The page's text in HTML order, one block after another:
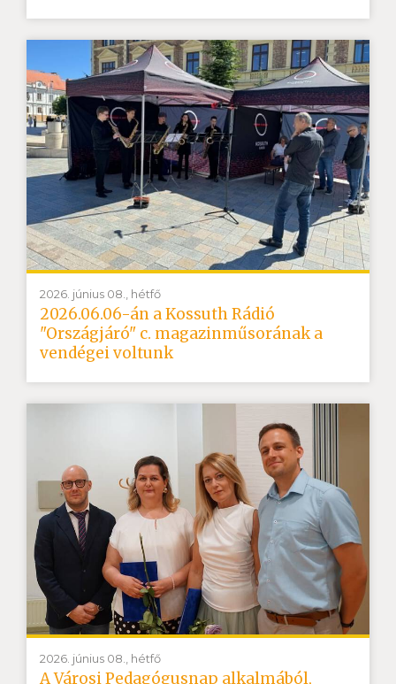
2026. június 08., hétfő
2026.06.06-án a Kossuth Rádió
"Országjáró" c. magazinműsorának a
vendégei voltunk
2026. június 08., hétfő
A Városi Pedagógusnap alkalmából,